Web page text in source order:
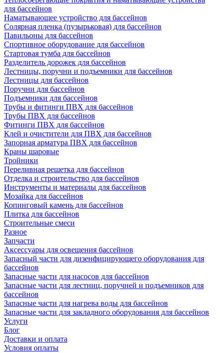
для бассейнов
Наматывающее устройство для бассейнов
Солярная пленка (пузырьковая) для бассейнов
Павильоны для бассейнов
Спортивное оборудование для бассейнов
Стартовая тумба для бассейнов
Разделитель дорожек для бассейнов
Лестницы, поручни и подъемники для бассейнов
Лестницы для бассейнов
Поручни для бассейнов
Подъемники для бассейнов
Трубы и фитинги ПВХ для бассейнов
Трубы ПВХ для бассейнов
Фитинги ПВХ для бассейнов
Клей и очистители для ПВХ для бассейнов
Запорная арматура ПВХ для бассейнов
Краны шаровые
Тройники
Переливная решетка для бассейнов
Отделка и строительство для бассейнов
Инструменты и материалы для бассейнов
Мозайка для бассейнов
Копинговый камень для бассейнов
Плитка для бассейнов
Строительные смеси
Разное
Запчасти
Аксессуары для освещения бассейнов
Запасный части для дизенфицирующего оборудования для
бассейнов
Запасные части для насосов для бассейнов
Запасные части для лестниц, поручней и подъемников для
бассейнов
Запасные части для нагрева воды для бассейнов
Запасные части для закладного оборудования для бассейнов
Услуги
Блог
Доставки и оплата
Условия оплаты